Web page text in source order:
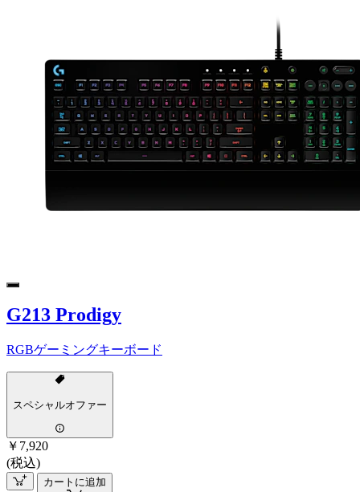
G213 Prodigy
RGBゲーミングキーボード
スペシャルオファー
￥7,920
(税込)
カートに追加